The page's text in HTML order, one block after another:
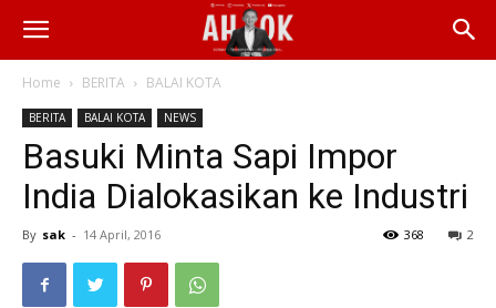
Home BERITA BALAI KOTA
BERITA BALAI KOTA NEWS
Basuki Minta Sapi Impor
India Dialokasikan ke Industri
By sak - 14 April, 2016 2
368